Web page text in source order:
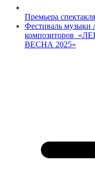
Премьера
Фестиваль музыки
композиторов
ВЕСНА 2025»